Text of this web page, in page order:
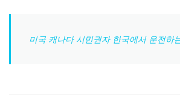
미국 캐나다 시민권자 한국에서 운전하